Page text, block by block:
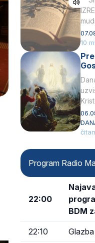
i s
Tko
10
Program Radio
22:00
BDM
22:10 Glazba